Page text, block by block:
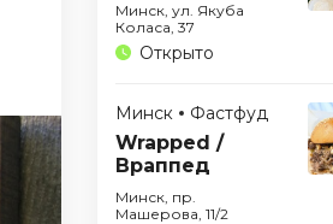
Минск, ул. Якуба
Коласа, 37
Открыто
Минск Фастфуд
Wrapped /
Враппед
Минск, пр.
Машерова, 11/2